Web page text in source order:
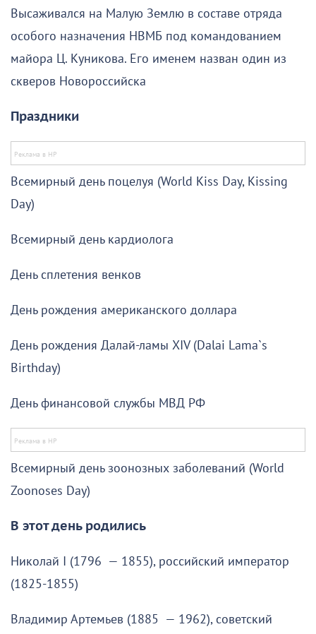
Высаживался на Малую Землю в составе отряда
особого назначения НВМБ под командованием
майора Ц. Куникова. Его именем назван один из
скверов Новороссийска
Праздники
Всемирный день поцелуя (World Kiss Day, Kissing
Day)
Всемирный день кардиолога
День сплетения венков
День рождения американского доллара
День рождения Далай-ламы XIV (Dalai Lama`s
Birthday)
День финансовой службы МВД РФ
Всемирный день зоонозных заболеваний (World
Zoonoses Day)
В этот день родились
Николай I (1796 — 1855), российский император
(1825-1855)
Владимир Артемьев (1885 — 1962), советский